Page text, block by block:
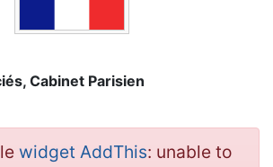
Cabinet Parisien
widget AddThis: unable to